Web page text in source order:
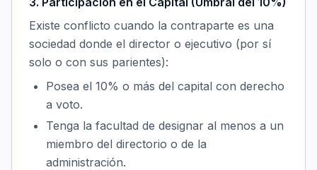
Existe conflicto cuando la contraparte es una
sociedad donde el director o ejecutivo (por sí
solo o con sus parientes):
Posea el 10% o más del capital con derecho
a voto.
Tenga la facultad de designar al menos a un
miembro del directorio o de la
administración.